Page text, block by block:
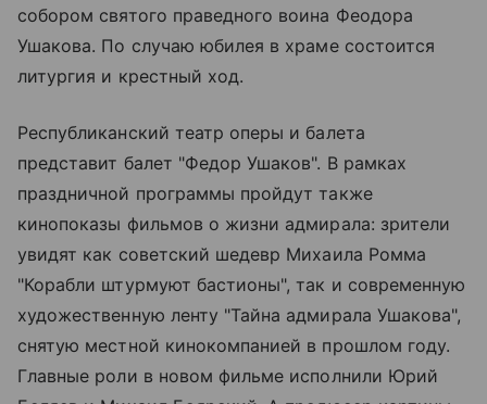
собором святого праведного воина Феодора
Ушакова. По случаю юбилея в храме состоится
литургия и крестный ход.
Республиканский театр оперы и балета
представит балет "Федор Ушаков". В рамках
праздничной программы пройдут также
кинопоказы фильмов о жизни адмирала: зрители
увидят как советский шедевр Михаила Ромма
"Корабли штурмуют бастионы", так и современную
художественную ленту "Тайна адмирала Ушакова",
снятую местной кинокомпанией в прошлом году.
Главные роли в новом фильме исполнили Юрий